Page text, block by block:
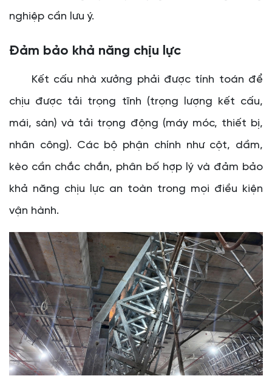
nghiệp cần lưu ý.
Đảm bảo khả năng chịu lực
Kết cấu nhà xưởng phải được tính toán để
chịu được tải trọng tĩnh (trọng lượng kết cấu,
mái, sàn) và tải trọng động (máy móc, thiết bị,
nhân công). Các bộ phận chính như cột, dầm,
kèo cần chắc chắn, phân bố hợp lý và đảm bảo
khả năng chịu lực an toàn trong mọi điều kiện
vận hành.